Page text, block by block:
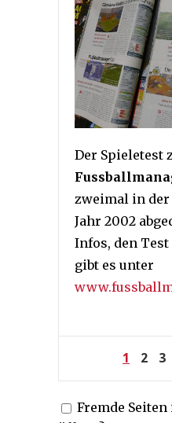
Der Spieletest
zweimal in der
Jahr 2002
Infos, den
gibt es unter
der
1 2 3
Fremde